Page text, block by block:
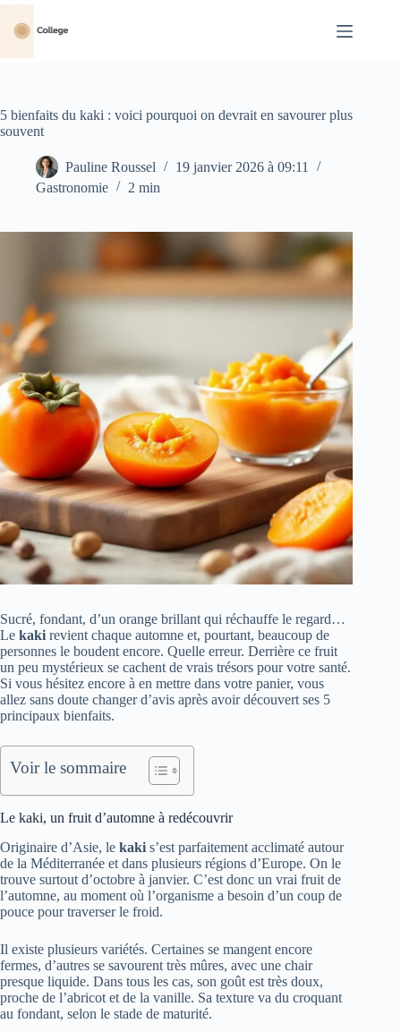
Passer
contenu
5 bienfaits du kaki : voici pourquoi on devrait en savourer plus
souvent
Pauline Roussel
19 janvier 2026 à 09:11
Gastronomie
2 min
Sucré, fondant, d’un orange brillant qui réchauffe le regard…
Le kaki revient chaque automne et, pourtant, beaucoup de
personnes le boudent encore. Quelle erreur. Derrière ce fruit
un peu mystérieux se cachent de vrais trésors pour votre santé.
Si vous hésitez encore à en mettre dans votre panier, vous
allez sans doute changer d’avis après avoir découvert ses 5
principaux bienfaits.
Voir le sommaire
Le kaki, un fruit d’automne à redécouvrir
Originaire d’Asie, le kaki s’est parfaitement acclimaté autour
de la Méditerranée et dans plusieurs régions d’Europe. On le
trouve surtout d’octobre à janvier. C’est donc un vrai fruit de
l’automne, au moment où l’organisme a besoin d’un coup de
pouce pour traverser le froid.
Il existe plusieurs variétés. Certaines se mangent encore
fermes, d’autres se savourent très mûres, avec une chair
presque liquide. Dans tous les cas, son goût est très doux,
proche de l’abricot et de la vanille. Sa texture va du croquant
au fondant, selon le stade de maturité.